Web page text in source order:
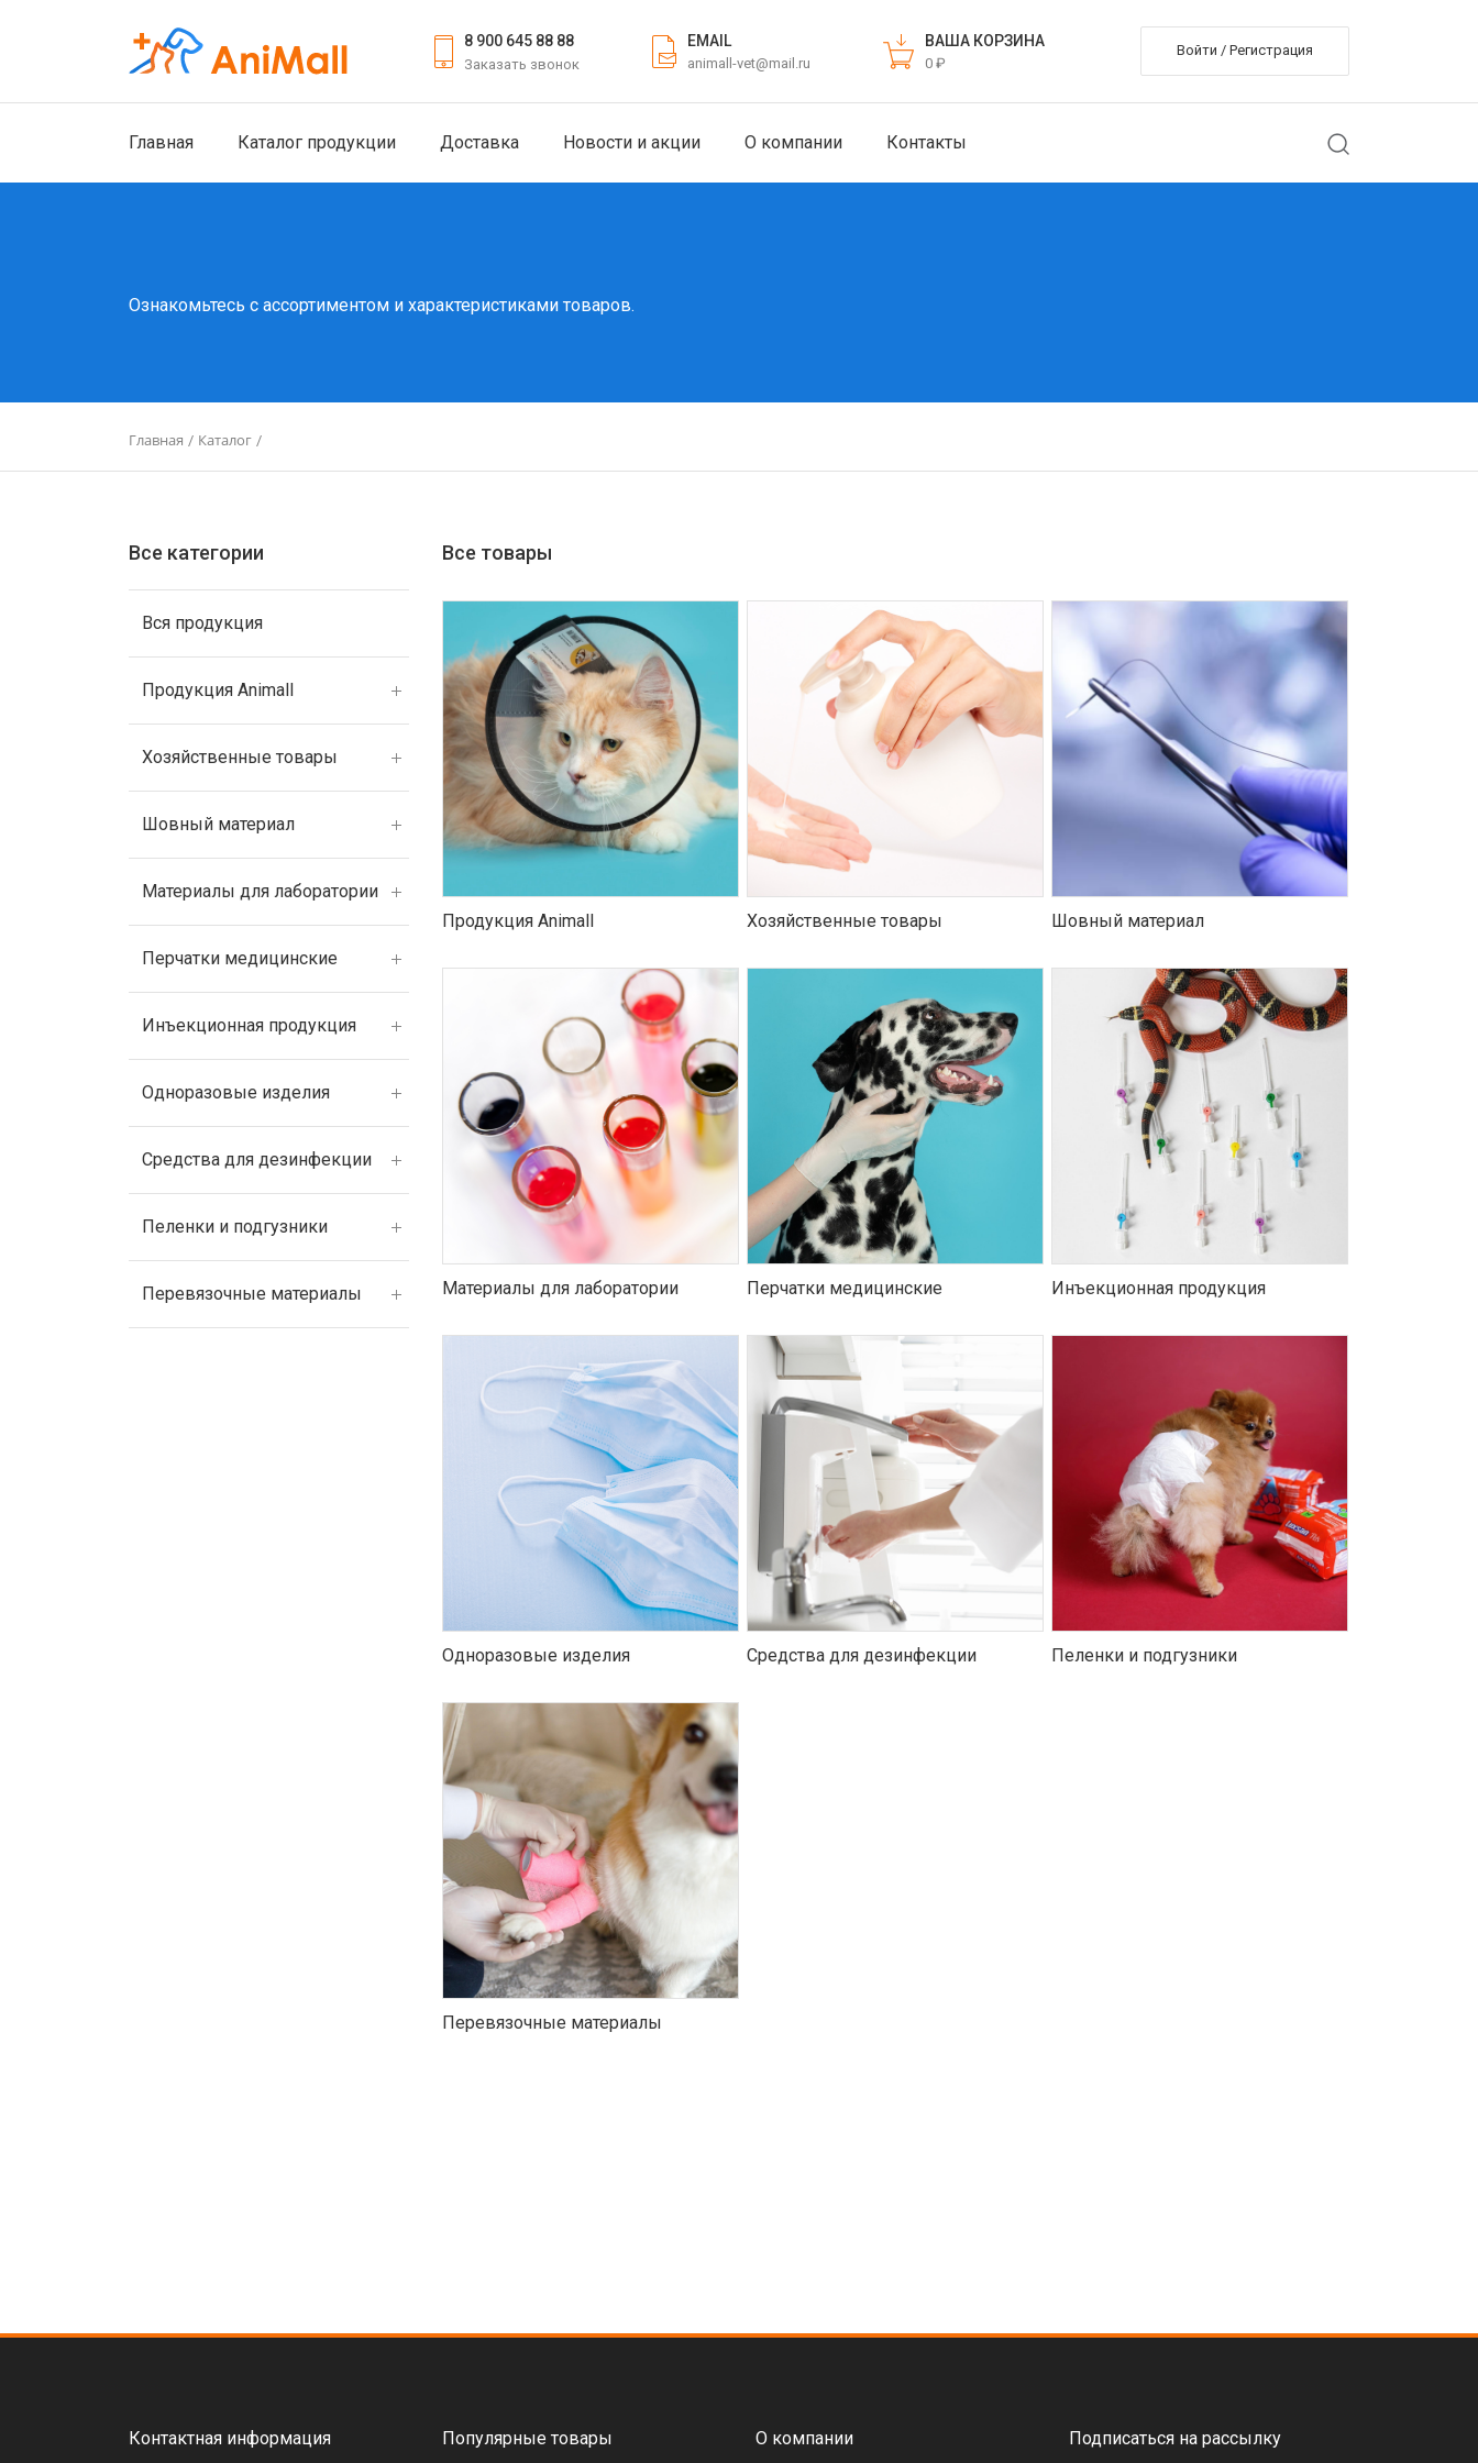
8 900 645 88 88
Заказать звонок
EMAIL
animall-vet@mail.ru
ВАША КОРЗИНА
0 ₽
Войти / Регистрация
Главная Каталог продукции Доставка Новости и акции О компании Контакты
Ознакомьтесь с ассортиментом и характеристиками товаров.
Главная / Каталог /
Все категории
Вся продукция
Продукция Animall
Хозяйственные товары
Шовный материал
Материалы для лаборатории
Перчатки медицинские
Инъекционная продукция
Одноразовые изделия
Средства для дезинфекции
Пеленки и подгузники
Перевязочные материалы
Все товары
Продукция Animall Хозяйственные товары Шовный материал
Материалы для лаборатории Перчатки медицинские Инъекционная продукция
Одноразовые изделия Средства для дезинфекции Пеленки и подгузники
Перевязочные материалы
Контактная информация Популярные товары О компании Подписаться на рассылку